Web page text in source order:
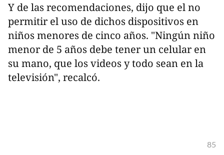
Y de las recomendaciones, dijo que el no
permitir el uso de dichos dispositivos en
niños menores de cinco años. "Ningún niño
menor de 5 años debe tener un celular en
su mano, que los videos y todo sean en la
televisión", recalcó.
85